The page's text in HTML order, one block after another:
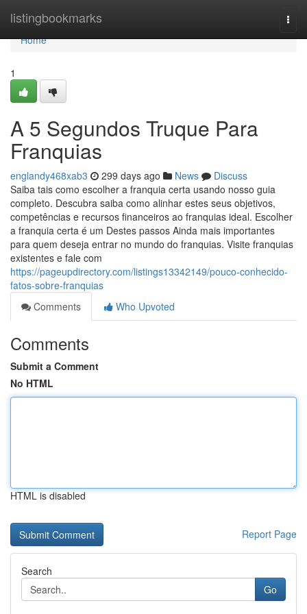
listingbookmarks
Home
Home
1
A 5 Segundos Truque Para
Franquias
englandy468xab3 299 days ago News
Discuss
Saiba tais como escolher a franquia certa usando nosso guia
completo. Descubra saiba como alinhar estes seus objetivos,
competências e recursos financeiros ao franquias ideal. Escolher
a franquia certa é um Destes passos Ainda mais importantes
para quem deseja entrar no mundo do franquias. Visite franquias
existentes e fale com
https://pageupdirectory.com/listings13342149/pouco-conhecido-
fatos-sobre-franquias
Comments
Who Upvoted
Comments
Submit a Comment
No HTML
HTML is disabled
Report Page
Search
Go